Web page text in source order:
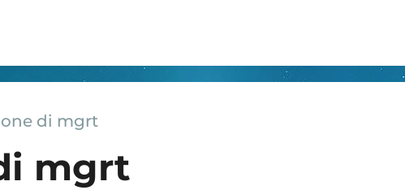
di mgrt
mgrt